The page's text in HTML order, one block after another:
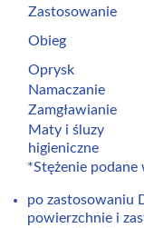
Zastosowanie
Obieg
Oprysk
Namaczanie
Zamgławianie
Maty i śluzy
higieniczne
*Stężenie
po zastosowaniu
powierzchnie i